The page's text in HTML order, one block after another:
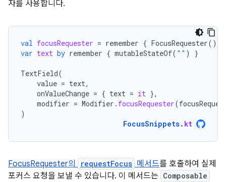
자를 사용합니다.
val focusRequester = remember { FocusRequester()
var text by remember { mutableStateOf( "" ) }
TextField(
value = text,
onValueChange = { text = it },
modifier = Modifier . focusRequester(
)
FocusSnippets. kt
FocusRequester의 requestFocus 메서드를 호출하여 실제
포커스 요청을 보낼 수 있습니다. 이 메서드는 Composable